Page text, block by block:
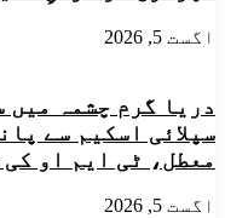
اگست 5, 2026
دریا گرم چشمہ میں
سپلائی اسکیم سے
معطل، ٹی ایم او
اگست 5, 2026